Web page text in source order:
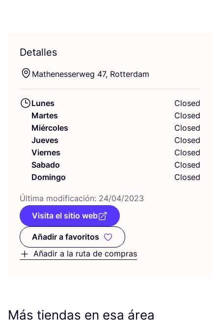
Detalles
Mathe­nes­ser­weg 47, Rotterdam
Lunes
Closed
Martes
Closed
Miércoles
Closed
Jueves
Closed
Viernes
Closed
Sabado
Closed
Domingo
Closed
Últi­ma modi­fi­ca­ción: 24/04/2023
Visita el sitio web
Añadir a favoritos
Añadir a favoritos
Añadir a la ruta de compras
Más tiendas en esa área